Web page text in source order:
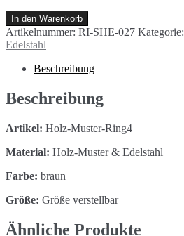
Holz-
Muster-
Ring4
In den Warenkorb
Artikelnummer: RI-SHE-027 Kategorie:
Edelstahl
Beschreibung
Beschreibung
Artikel: Holz-Muster-Ring4
Material: Holz-Muster & Edelstahl
Farbe: braun
Größe: Größe verstellbar
Ähnliche Produkte